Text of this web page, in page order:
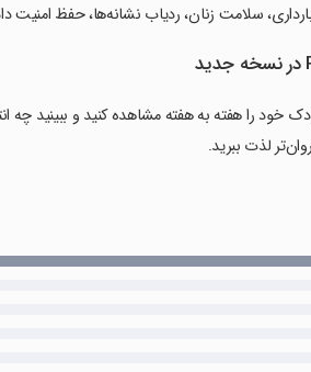
سلامت زنان، ردیاب نشانه‌ها، حفظ امنیت
را هفته به هفته مشاهده کنید و ببینید چه
لذت ببرید.